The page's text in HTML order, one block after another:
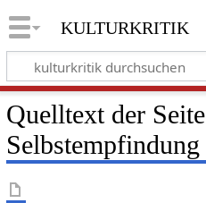
kulturkritik
Quelltext der Seite
Selbstempfindung